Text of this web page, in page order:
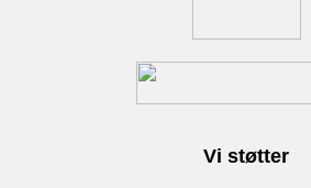
Vi støtter